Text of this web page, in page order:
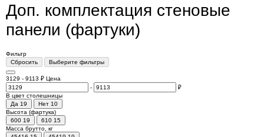
Доп. комплектация стеновые
панели (фартуки)
Фильтр
Сбросить
Выберите фильтры
3129 - 9113 ₽ Цена
-
₽
В цвет столешницы
Да 19 Нет 10
Высота (фартука)
600 19 610 15
Масса брутто, кг